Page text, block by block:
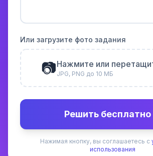
Или загрузите фото задания
📷Нажмите или
JPG, PNG до 10 МБ
Решить бесплатно
Нажимая кнопку, вы соглашаетесь с
использования